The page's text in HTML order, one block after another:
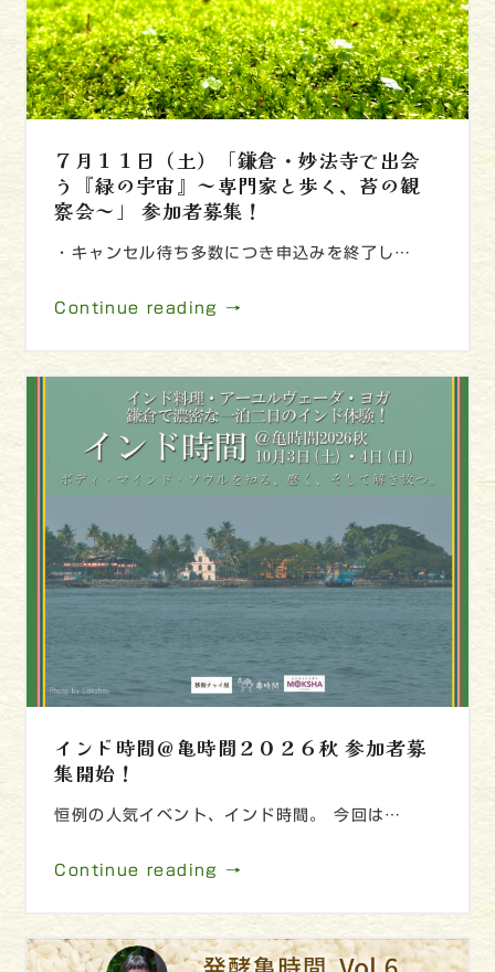
７月１１日（土）「鎌倉・妙法寺で出会
う『緑の宇宙』～専門家と歩く、苔の観
察会～」 参加者募集！
・キャンセル待ち多数につき申込みを終了し…
Continue reading →
インド時間＠亀時間２０２６秋 参加者募
集開始！
恒例の人気イベント、インド時間。 今回は…
Continue reading →